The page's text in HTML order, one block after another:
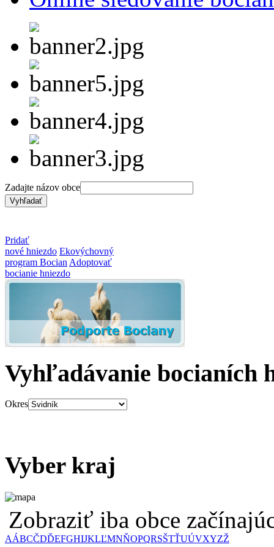
Zadajte názov obce
Pridať
nové hniezdo Ekovýchovný
program Bocian Adoptovať
bocianie hniezdo
Vyhľadávanie bocianích
Okres
Vyber kraj
Zobraziť iba obce
AÁBCČDĎEFGHIJKLĽMNŇOPQRSŠTŤUÚVXYZŽ